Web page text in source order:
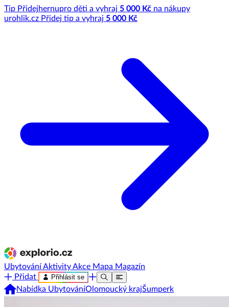
Tip Přidejhernupro děti a vyhraj 5 000 Kč na nákupy
urohlik.cz Přidej tip a vyhraj 5 000 Kč
UbytováníAktivityAkce Mapa Magazín
Přidat
Přihlásit se
Nabídka UbytováníOlomoucký krajŠumperk